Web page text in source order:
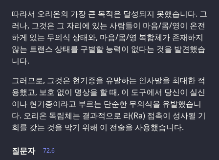
따라서 오리온의 가장 큰 목적은 달성되지 못했습니다. 그
러나, 그것은 그 자리에 있는 사람들이 마음/몸/영이 온전
하게 있는 무의식 상태와, 마음/몸/영 복합체가 존재하지
않는 트랜스 상태를 구별할 능력이 없다는 것을 발견했습
니다.
그러므로, 그것은 현기증을 유발하는 인사말을 최대한 적
용했고, 보호 없이 명상을 할 때, 이 도구에서 당신이 실신
이나 현기증이라고 부르는 단순한 무의식을 유발했습니
다. 오리온 독립체는 결과적으로 라(Ra) 접촉이 성사될 기
회를 갖는 것을 막기 위해 이 전술을 사용했습니다.
72.6
질문자